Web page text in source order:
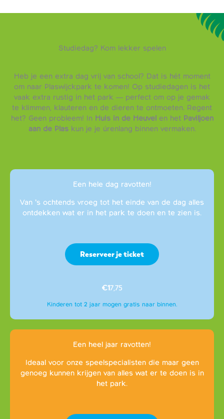
Studiedag? Kom lekker spelen
Heb je een extra dag vrij van school? Dat is hét moment
om naar Plaswijckpark te komen! Op studiedagen is het
vaak extra rustig in het park — perfect om op je gemak
te klimmen, klauteren en de dieren te ontmoeten. Regent
het? Geen probleem! In Huis in de Heuvelen het Paviljoen
aan de Plaskun je je úrenlang binnen vermaken.
Een hele dag ravotten!
Van ’s ochtends vroeg tot het einde van de dag alles
ontdekken wat er in het park te doen en te zien is.
Reserveer je ticket
€17,75
Kinderen tot 2 jaar mogen gratis naar binnen.
Een heel jaar ravotten!
Ideaal voor onze speelspecialisten die maar geen
genoeg kunnen krijgen van alles wat er te doen is in
het park.